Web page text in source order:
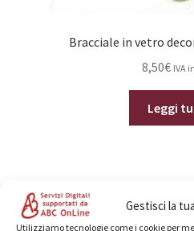
Gestisci la
Utilizziamo tecnologie come i cookie per
Bracciale in vetro
8,50€ IVA
Leggi